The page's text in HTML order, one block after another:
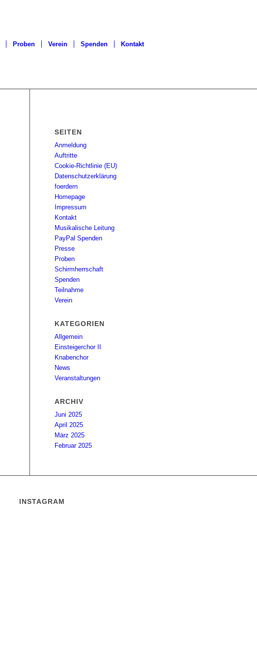
Proben Verein Spenden Kontakt
SEITEN
Anmeldung
Auftritte
Cookie-Richtlinie (EU)
Datenschutzerklärung
foerdern
Homepage
Impressum
Kontakt
Musikalische Leitung
PayPal Spenden
Presse
Proben
Schirmherrschaft
Spenden
Teilnahme
Verein
KATEGORIEN
Allgemein
Einsteigerchor II
Knabenchor
News
Veranstaltungen
ARCHIV
Juni 2025
April 2025
März 2025
Februar 2025
INSTAGRAM